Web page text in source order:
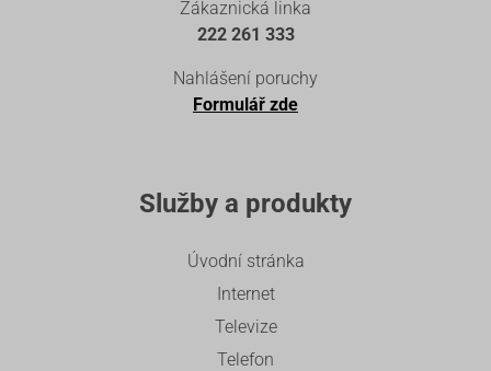
Zákaznická linka
222 261 333
Nahlášení poruchy
Formulář zde
Služby a produkty
Úvodní stránka
Internet
Televize
Telefon